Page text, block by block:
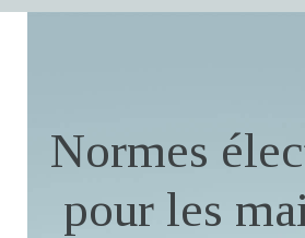
Normes
pour les